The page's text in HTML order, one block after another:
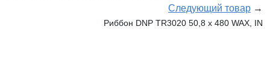
Следующий товар →
Риббон DNP TR3020 50,8 х 480 WAX, IN